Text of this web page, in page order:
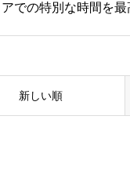
での特別な時間を
新しい順